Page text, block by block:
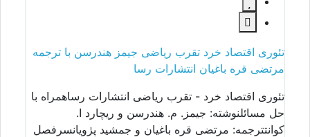
تئوری اقتصاد خرد تقرب ریاضی جیمز هندرسن با ترجمه
مرتضی قره باغیان انتشارات رسا
تئوری اقتصاد خرد - تقرب ریاضی انتشارات رساهمراه با
حل مسائلنوشته: جیمز. م. هندرسن و ریچارد ا.
کوانتترجمه: مرتضی قره باغیان و جمشید پژویانسرفصل